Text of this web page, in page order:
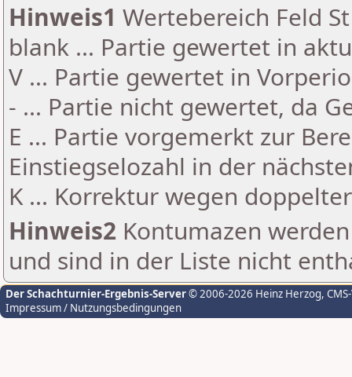
Hinweis1 Wertebereich Feld
blank ... Partie gewertet in
V ... Partie gewertet in
- ... Partie nicht gewertet, da
E ... Partie vorgemerkt zur
Einstiegselozahl in der
K ... Korrektur wegen
Hinweis2 Kontumazen
und sind in der Liste nicht
Der Schachturnier-Ergebnis-Server© 2006-2026 Heinz Herzog,
Impressum / Nutzungsbedingungen